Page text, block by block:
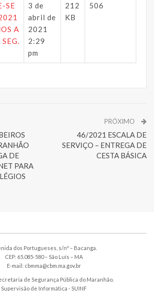
SE
A
3 de
abril de
2021
2:29
pm
212
KB
506
DE
PARA
PRÓXIMO
46/2021 ESCALA DE
SERVIÇO – ENTREGA DE
CESTA BÁSICA
dos Portugueses, s/nº – Bacanga.
CEP: 65.085-580 – São Luís – MA
E-mail: cbmma@cbm.ma.gov.br
de Segurança Pública do Maranhão.
Supervisão de Informática - SUINF